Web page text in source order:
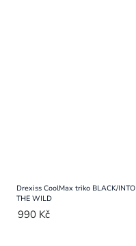
Drexiss CoolMax triko BLACK/INTO
THE WILD
990 Kč